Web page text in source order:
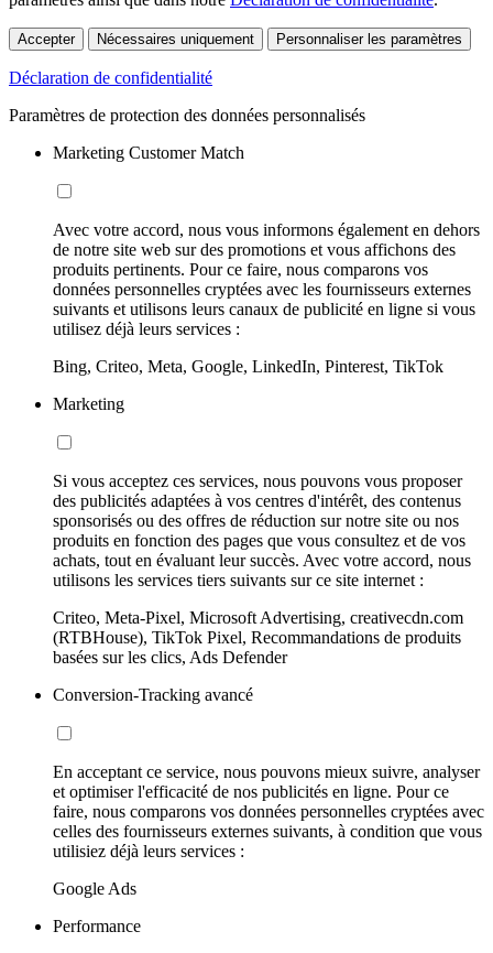
Accepter Nécessaires uniquement Personnaliser les paramètres
Déclaration de confidentialité
Paramètres de protection des données personnalisés
Marketing Customer Match
Avec votre accord, nous vous informons également en dehors
de notre site web sur des promotions et vous affichons des
produits pertinents. Pour ce faire, nous comparons vos
données personnelles cryptées avec les fournisseurs externes
suivants et utilisons leurs canaux de publicité en ligne si vous
utilisez déjà leurs services :
Bing, Criteo, Meta, Google, LinkedIn, Pinterest, TikTok
Marketing
Si vous acceptez ces services, nous pouvons vous proposer
des publicités adaptées à vos centres d'intérêt, des contenus
sponsorisés ou des offres de réduction sur notre site ou nos
produits en fonction des pages que vous consultez et de vos
achats, tout en évaluant leur succès. Avec votre accord, nous
utilisons les services tiers suivants sur ce site internet :
Criteo, Meta-Pixel, Microsoft Advertising, creativecdn.com
(RTBHouse), TikTok Pixel, Recommandations de produits
basées sur les clics, Ads Defender
Conversion-Tracking avancé
En acceptant ce service, nous pouvons mieux suivre, analyser
et optimiser l'efficacité de nos publicités en ligne. Pour ce
faire, nous comparons vos données personnelles cryptées avec
celles des fournisseurs externes suivants, à condition que vous
utilisiez déjà leurs services :
Google Ads
Performance